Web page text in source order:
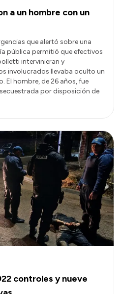
a un hombre con un
que alertó sobre una
pública permitió que efectivos
intervinieran y
involucrados llevaba oculto un
El hombre, de 26 años, fue
por disposición de
controles y nueve